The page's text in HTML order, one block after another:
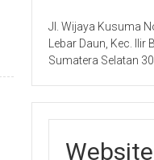
Jl. Wijaya Kusuma
Lebar Daun, Kec. Ilir
Sumatera Selatan